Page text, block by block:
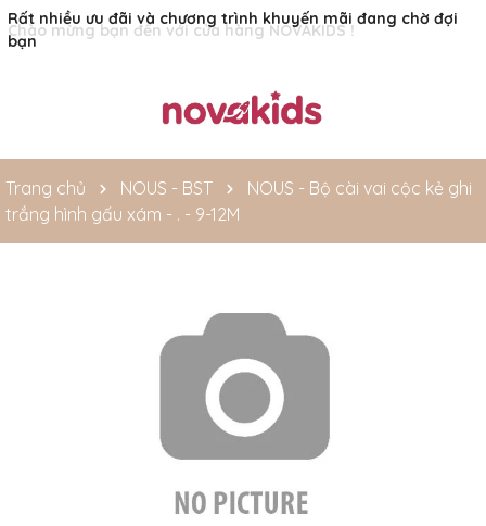
Rất nhiều ưu đãi và chương trình khuyến mãi đang chờ đợi
bạn
Trang chủ NOUS - BST
NOUS - Bộ cài vai cộc kẻ ghi
trắng hình gấu xám - . - 9-12M